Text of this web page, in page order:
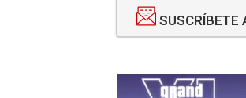
SUSCRÍBETE